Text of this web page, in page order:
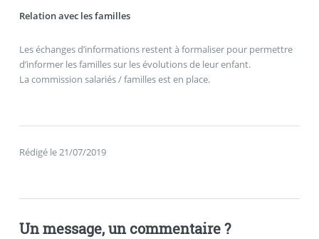
Relation avec les familles
Les échanges d’informations restent à formaliser pour permettre
d’informer les familles sur les évolutions de leur enfant.
La commission salariés / familles est en place.
Rédigé le 21/07/2019
Un message, un commentaire ?